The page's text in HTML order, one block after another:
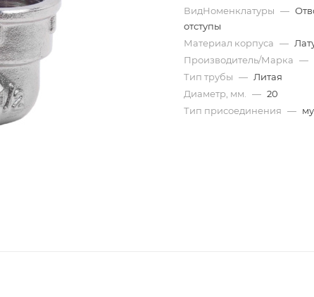
ВидНоменклатуры —
отступы
Материал корпуса —
Производитель/Марка —
Тип трубы — Литая
Диаметр, мм.
— 20
Тип присоединения —